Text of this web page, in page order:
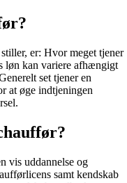
er: Hvor meget tjener
løn kan variere afhængigt
set tjener en
at øge indtjeningen
vis uddannelse og
samt kendskab